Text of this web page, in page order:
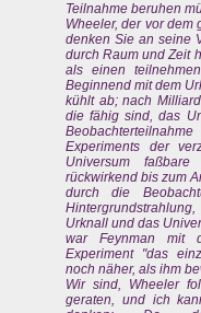
Teilnahme beruhen
Wheeler, der vor dem
denken Sie an seine
durch Raum und Zeit
als einen
Beginnend mit dem
kühlt ab; nach
die fähig sind, das
Experiments der
Universum
rückwirkend bis zum
durch die
Urknall und das
war Feynman mit
Experiment "das
noch näher, als ihm
Wir sind, Wheeler
geraten, und ich